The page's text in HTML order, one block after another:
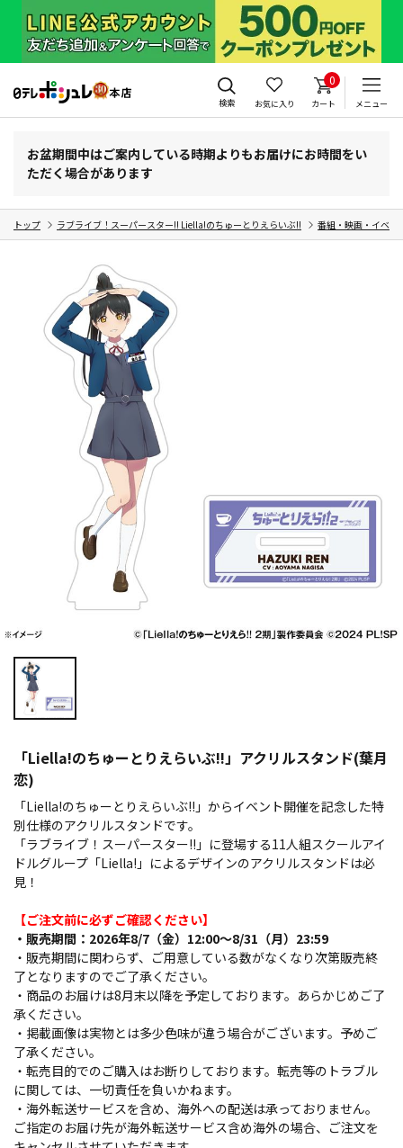
検索 お気に入り
0
カート メニュー
お盆期間中はご案内している時期よりもお届けにお時間をい
ただく場合があります
トップ ラブライブ！スーパースター!! Liella!のちゅーとりえらいぶ!! 番組・映画・イベン
「Liella!のちゅーとりえらいぶ!!」アクリルスタンド(葉月
恋)
「Liella!のちゅーとりえらいぶ!!」からイベント開催を記念した特
別仕様のアクリルスタンドです。
「ラブライブ！スーパースター!!」に登場する11人組スクールアイ
ドルグループ「Liella!」によるデザインのアクリルスタンドは必
見！
【ご注文前に必ずご確認ください】
・販売期間：2026年8/7（金）12:00～8/31（月）23:59
・販売期間に関わらず、ご用意している数がなくなり次第販売終
了となりますのでご了承ください。
・商品のお届けは8月末以降を予定しております。あらかじめご了
承ください。
・掲載画像は実物とは多少色味が違う場合がございます。予めご
了承ください。
・転売目的でのご購入はお断りしております。転売等のトラブル
に関しては、一切責任を負いかねます。
・海外転送サービスを含め、海外への配送は承っておりません。
ご指定のお届け先が海外転送サービス含め海外の場合、ご注文を